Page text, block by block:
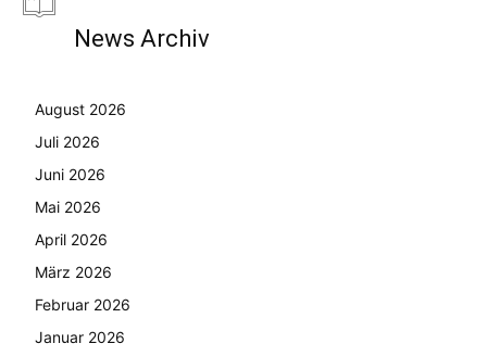
News Archiv
August 2026
Juli 2026
Juni 2026
Mai 2026
April 2026
März 2026
Februar 2026
Januar 2026